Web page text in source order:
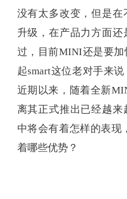
没有太多改变，但是
升级，在产品力方面
过，目前MINI还是要
起smart这位老对手来
近期以来，随着全新
离其正式推出已经越
中将会有着怎样的表现
着哪些优势？